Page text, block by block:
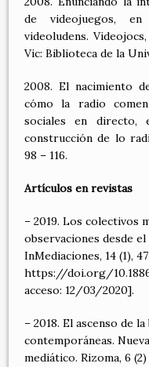
de videojuegos,
videoludens.
Vic: Biblioteca de la
2008. El nacimiento
cómo la radio
sociales en directo,
construcción de lo
98 – 116.
Artículos en revistas
– 2019. Los colectivos
observaciones desde el
InMediaciones, 14 (1),
https://doi.org/
acceso: 12/03/2020].
– 2018. El ascenso de
contemporáneas.
mediático. Rizoma, 6 (2)